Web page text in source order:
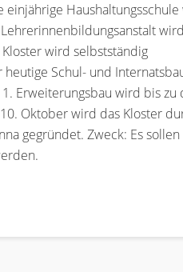
einjährige
Kloster wird selbstständig
Schul- und
Erweiterungsbau wird bis zu
Oktober wird das Kloster
gegründet. Zweck: Es